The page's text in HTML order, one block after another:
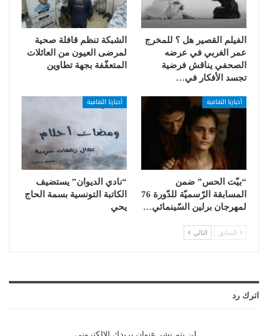
الفيلم القصير هل ؟ للمخرج
عمر الغربي في عرضه
الصحفي يناقش فرضية
تجسد الأفكار في…
الشبكة تنظم قافلة صحية
لمرضى العيون من العائلات
المتعفّفة بجهة تطاوين
أخبارنا الثقافية
“بيّت الحس” ضمن
المسابقة الرّسميّة للدّورة 76
لمهرجان برلين السّينمائي…
أخبارنا الثقافية
“نادي الديوان” يستضيف
الكاتبة التونسية بسمة الحاج
يحي
السابق التالي
اترك رد